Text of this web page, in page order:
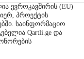
ევროკავშირის (EU)
პროექტის
საინფორმაციო
Qartli.ge და